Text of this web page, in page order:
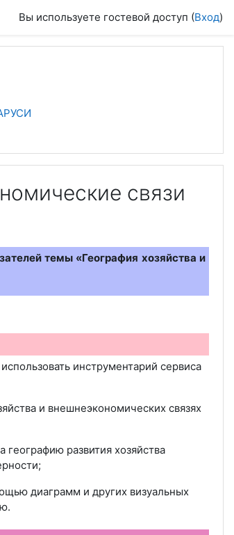
Вы используете гостевой доступ (Вход)
связи
темы «География хозяйства и
инструментарий сервиса
и внешнеэкономических связях
развития хозяйства
диаграмм и других визуальных